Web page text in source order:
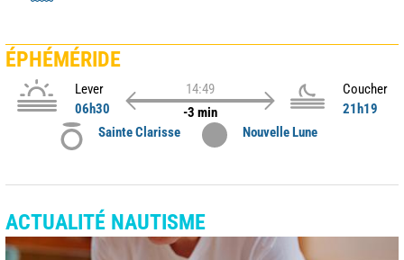
ÉPHÉMÉRIDE
Lever
06h30
14:49
-3 min
Coucher
21h19
Sainte Clarisse
Nouvelle Lune
ACTUALITÉ NAUTISME